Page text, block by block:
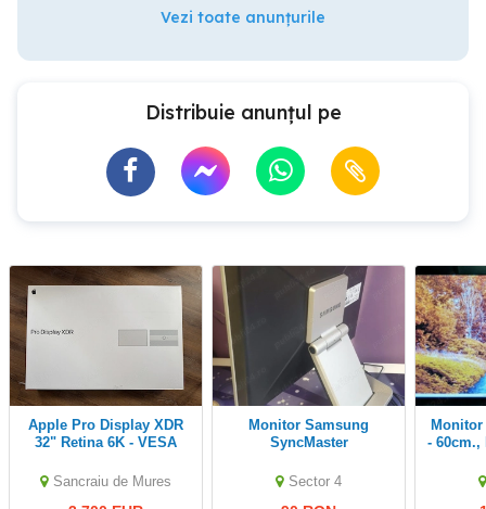
Vezi toate anunțurile
Distribuie anunțul pe
Apple Pro Display XDR
32" Retina 6K - VESA
Sancraiu de Mures
Monitor Samsung
SyncMaster
Sector 4
Monitor LED Philips 24"
- 60cm.,
Lucios,